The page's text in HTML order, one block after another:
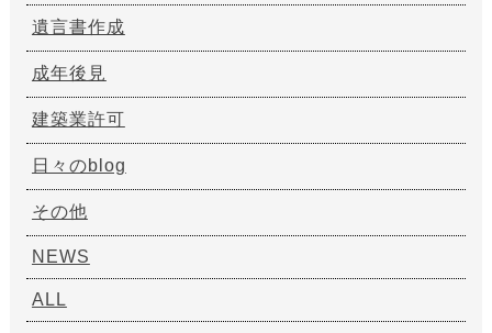
遺言書作成
成年後見
建築業許可
日々のblog
その他
NEWS
ALL